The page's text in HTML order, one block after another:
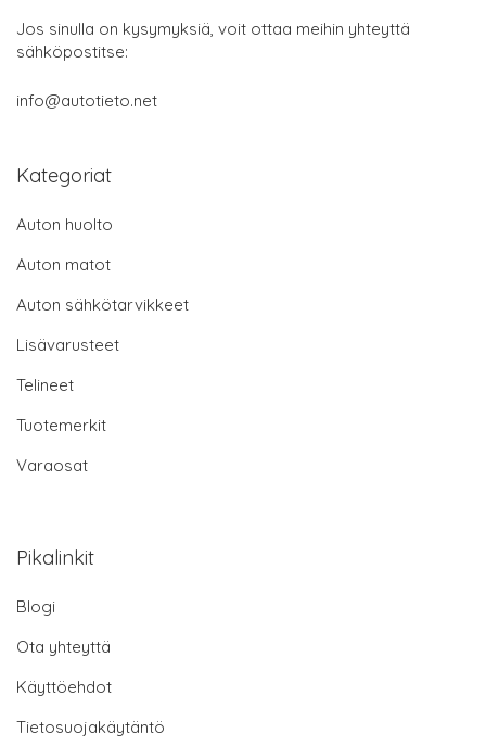
Jos sinulla on kysymyksiä, voit ottaa meihin yhteyttä
sähköpostitse:
info@autotieto.net
Kategoriat
Auton huolto
Auton matot
Auton sähkötarvikkeet
Lisävarusteet
Telineet
Tuotemerkit
Varaosat
Pikalinkit
Blogi
Ota yhteyttä
Käyttöehdot
Tietosuojakäytäntö